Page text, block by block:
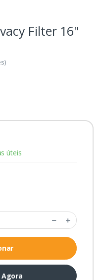
Filter 16''
úteis